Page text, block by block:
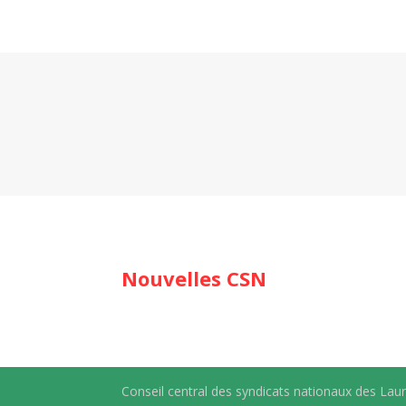
Nouvelles CSN
Conseil central des syndicats nationaux des